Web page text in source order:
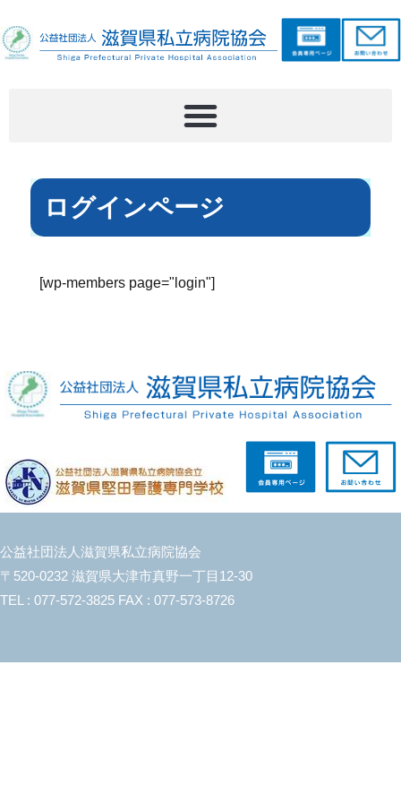
ログインページ
[wp-members page="login"]
公益社団法人滋賀県私立病院協会
〒520-0232 滋賀県大津市真野一丁目12-30
TEL : 077-572-3825 FAX : 077-573-8726